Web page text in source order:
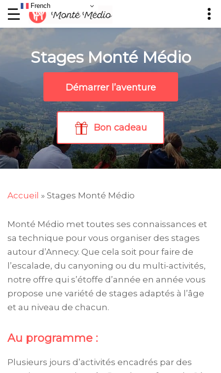
Stages Monté Médio
Démarrer l’aventure
Bon cadeau
Accueil » Stages Monté Médio
Monté Médio met toutes ses connaissances et
sa technique pour vous organiser des stages
autour d’Annecy. Que cela soit pour faire de
l’escalade, du canyoning ou du multi-activités,
notre offre qui s’étoffe d’année en année vous
propose une variété de stages adaptés à l’âge
et au niveau de chacun.
Au programme :
Plusieurs jours d’activités encadrés par des
French